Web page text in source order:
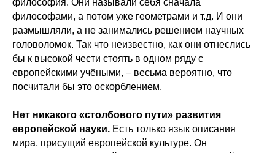
философия. Они называли себя сначала
философами, а потом уже геометрами и т.д. И они
размышляли, а не занимались решением научных
головоломок. Так что неизвестно, как они отнеслись
бы к высокой чести стоять в одном ряду с
европейскими учёными, – весьма вероятно, что
посчитали бы это оскорблением.
Нет никакого «столбового пути» развития
европейской науки. Есть только язык описания
мира, присущий европейской культуре. Он